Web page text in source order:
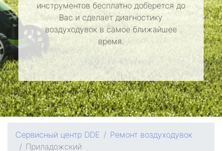
инструментов бесплатно доберется до
Вас и сделает диагностику
воздуходувок в самое ближайшее
время.
Сервисный центр DDE
Ремонт воздуходувок
Приладожский